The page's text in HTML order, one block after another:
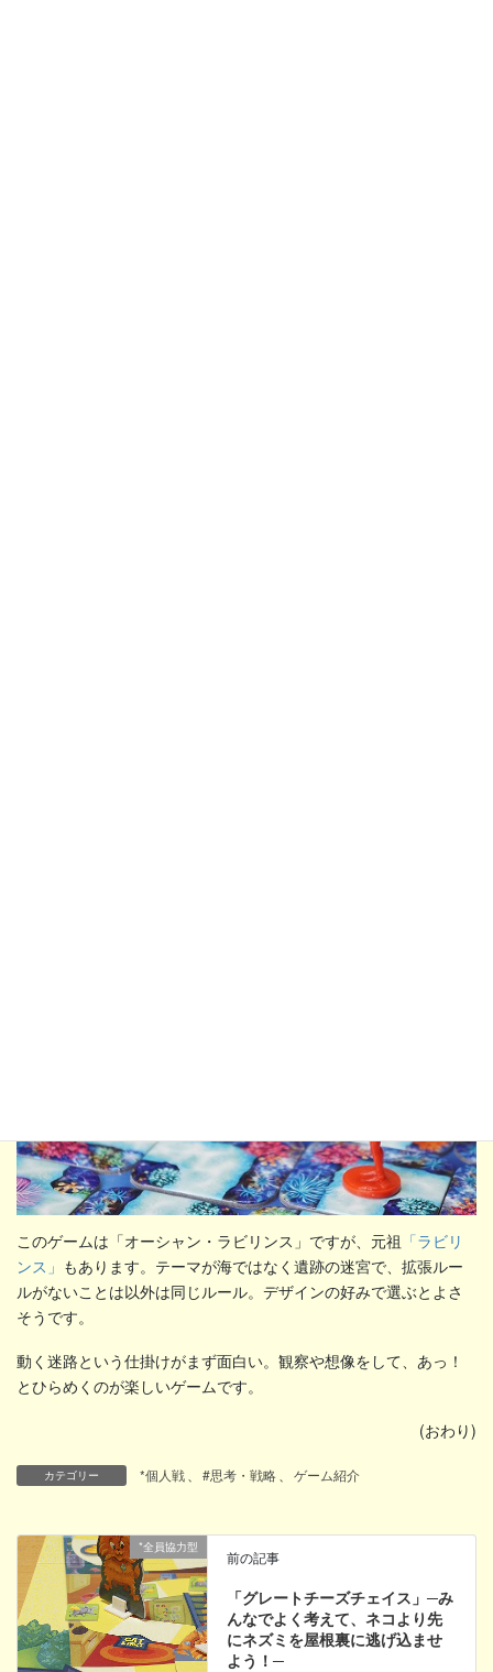
このゲームは「オーシャン・ラビリンス」ですが、元祖 「ラビリ
ンス」 もあります。テーマが海ではなく遺跡の迷宮で、拡張ルー
ルがないことは以外は同じルール。デザインの好みで選ぶとよさ
そうです。
動く迷路という仕掛けがまず面白い。観察や想像をして、あっ！
とひらめくのが楽しいゲームです。
(おわり)
カテゴリー *個人戦 #思考・戦略 ゲーム紹介
*全員協力型
前の記事
「グレートチーズチェイス」─み
んなでよく考えて、ネコより先
にネズミを屋根裏に逃げ込ませ
よう！─